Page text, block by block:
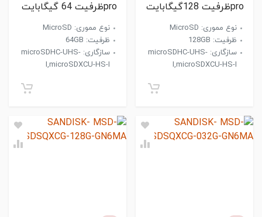
proظرفیت 128گیگابایت
نوع مموری: MicroSD
ظرفیت: 128GB
سازگاری: microSDHC-UHS-
I,microSDXCU-HS-I
proظرفیت 64 گیگابایت
نوع مموری: MicroSD
ظرفیت: 64GB
سازگاری: microSDHC-UHS-
I,microSDXCU-HS-I